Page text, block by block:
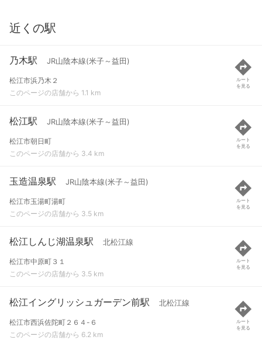
近くの駅
乃木駅 JR山陰本線(米子～益田)
松江市浜乃木２
このページの店舗から 1.1 km
ルート
を見る
松江駅 JR山陰本線(米子～益田)
松江市朝日町
このページの店舗から 3.4 km
ルート
を見る
玉造温泉駅 JR山陰本線(米子～益田)
松江市玉湯町湯町
このページの店舗から 3.5 km
ルート
を見る
松江しんじ湖温泉駅 北松江線
松江市中原町３１
このページの店舗から 3.5 km
ルート
を見る
松江イングリッシュガーデン前駅 北松江線
松江市西浜佐陀町２６４-６
このページの店舗から 6.2 km
ルート
を見る